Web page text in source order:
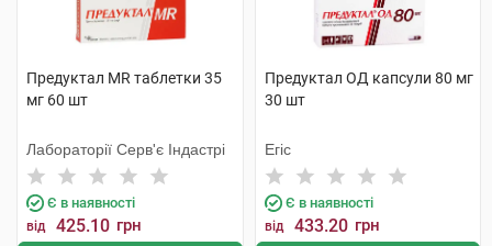
Предуктал MR таблетки 35
мг 60 шт
Лабораторії Серв'є Індастрі
Є в наявності
від 425.10 грн
Предуктал ОД капсули 80 мг
30 шт
Егіс
Є в наявності
від 433.20 грн